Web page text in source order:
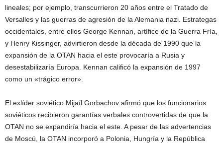
lineales; por ejemplo, transcurrieron 20 años entre el Tratado de
Versalles y las guerras de agresión de la Alemania nazi. Estrategas
occidentales, entre ellos George Kennan, artífice de la Guerra Fría,
y Henry Kissinger, advirtieron desde la década de 1990 que la
expansión de la OTAN hacia el este provocaría a Rusia y
desestabilizaría Europa. Kennan calificó la expansión de 1997
como un «trágico error».
El exlíder soviético Mijaíl Gorbachov afirmó que los funcionarios
soviéticos recibieron garantías verbales controvertidas de que la
OTAN no se expandiría hacia el este. A pesar de las advertencias
de Moscú, la OTAN incorporó a Polonia, Hungría y la República